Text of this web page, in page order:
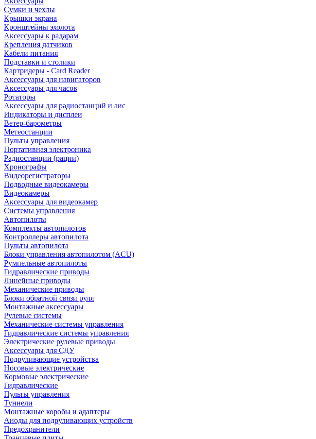
Сумки и чехлы
Крышки экрана
Кронштейны эхолота
Аксессуары к радарам
Крепления датчиков
Кабели питания
Подставки и столики
Картридеры - Card Reader
Аксессуары для навигаторов
Аксессуары для часов
Ротаторы
Аксессуары для радиостанций и аис
Индикаторы и дисплеи
Ветер-барометры
Метеостанции
Пульты управления
Портативная электроника
Радиостанции (рации)
Хронографы
Видеорегистраторы
Подводные видеокамеры
Видеокамеры
Аксессуары для видеокамер
Системы управления
Автопилоты
Комплекты автопилотов
Контроллеры автопилота
Пульты автопилота
Блоки управления автопилотом (ACU)
Румпельные автопилоты
Гидравлические приводы
Линейные приводы
Механические приводы
Блоки обратной связи руля
Монтажные аксессуары
Рулевые системы
Механические системы управления
Гидравлические системы управления
Электрические рулевые приводы
Аксессуары для СДУ
Подруливающие устройства
Носовые электрические
Кормовые электрические
Гидравлические
Пульты управления
Туннели
Монтажные коробы и адаптеры
Аноды для подруливающих устройств
Предохранители